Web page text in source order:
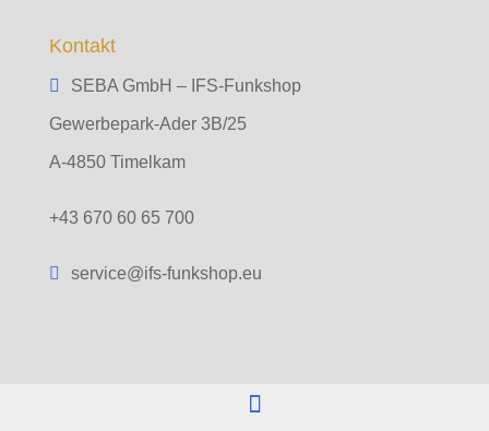
Kontakt
SEBA GmbH – IFS-Funkshop
Gewerbepark-Ader 3B/25
A-4850 Timelkam
+43 670 60 65 700
service@ifs-funkshop.eu